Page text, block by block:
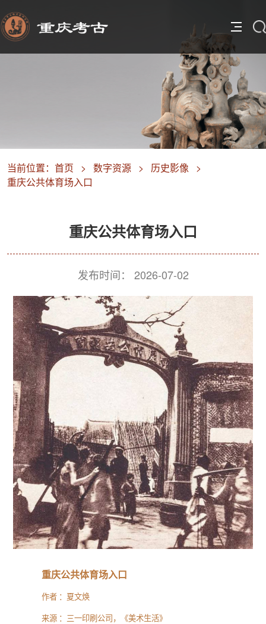
当前位置： 首页 > 数字资源 > 历史影像
>
重庆公共体育场入口
重庆公共体育场入口
发布时间： 2026-07-02
重庆公共体育场入口
作者 ： 夏文焕
来源 ： 三一印刷公司，《美术生活》